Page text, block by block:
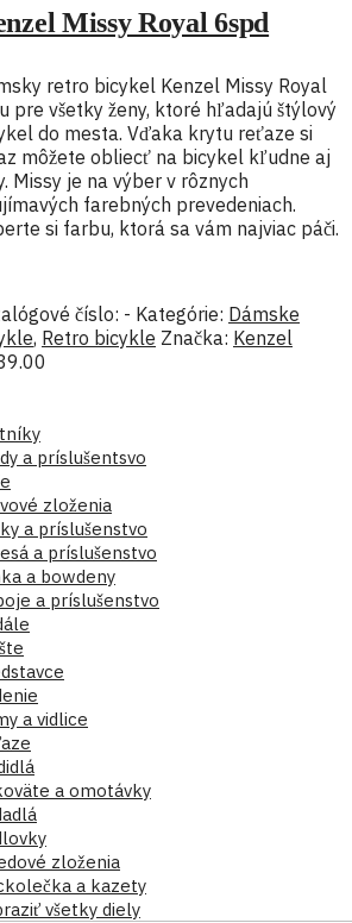
Missy Royal 6spd
retro bicykel Kenzel Missy Royal
pre všetky ženy, ktoré hľadajú štýlový
do mesta. Vďaka krytu reťaze si
môžete obliecť na bicykel kľudne aj
Missy je na výber v rôznych
farebných prevedeniach.
si farbu, ktorá sa vám najviac páči.
číslo: - Kategórie: Dámske
, Retro bicykle Značka: Kenzel
a príslušentsvo
zloženia
a príslušenstvo
a príslušenstvo
a bowdeny
a príslušenstvo
a vidlice
a omotávky
zloženia
a kazety
všetky diely